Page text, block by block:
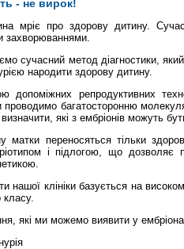
- не вирок!
мріє про здорову дитину.
захворюваннями.
сучасний метод діагностики,
народити здорову дитину.
допоміжних репродуктивних
проводимо багатосторонню
які з ембріонів можуть
матки переносяться тільки
і підлогою, що дозволяє
нашої клініки базується на
класу.
які ми можемо виявити у